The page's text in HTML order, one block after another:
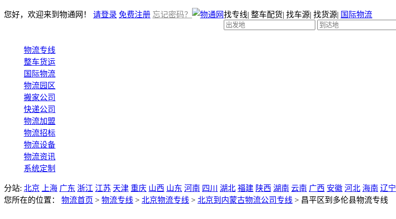
您好，欢迎来到物通网！ 请登录 免费注册 忘记密码？
找专线| 整车配货| 找车源| 找货源| 国际物流
物流专线
整车货运
国际物流
物流园区
搬家公司
快递公司
物流加盟
物流招标
物流设备
物流资讯
系统定制
分站: 北京 上海 广东 浙江 江苏 天津 重庆 山西 山东 河南 四川 湖北 福建 陕西 湖南 云南 广西 安徽 河北 海南 辽宁
您所在的位置：
物流首页 > 物流专线 > 北京物流专线 > 北京到内蒙古物流公司专线 > 昌平区到多伦县物流专线